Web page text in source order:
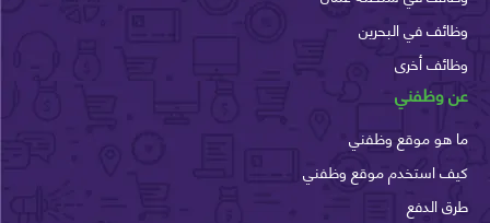
وظائف في البحرين
وظائف أخرى
عن وظفني
ما هو موقع وظفني
كيف استخدم موقع وظفني
طرق الدفع